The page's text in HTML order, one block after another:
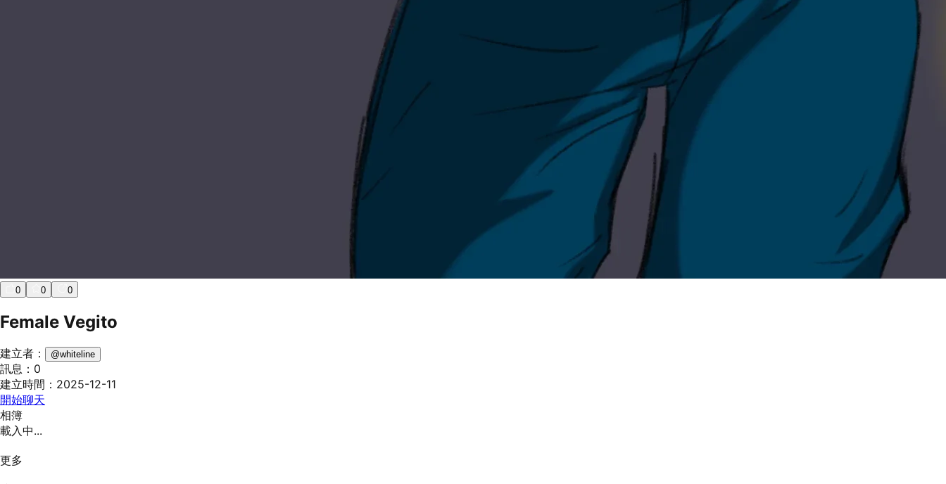
0 0 0
Female Vegito
建立者： @whiteline
訊息： 0
建立時間： 2025-12-11
開始聊天
相簿
載入中...
更多